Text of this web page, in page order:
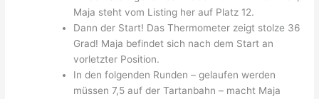
Maja steht vom Listing her auf Platz 12.
Dann der Start! Das Thermometer zeigt stolze 36
Grad! Maja befindet sich nach dem Start an
vorletzter Position.
In den folgenden Runden – gelaufen werden
müssen 7,5 auf der Tartanbahn – macht Maja